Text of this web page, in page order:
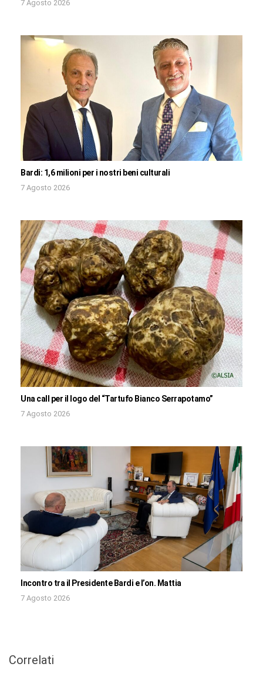
7 Agosto 2026
Bardi: 1,6 milioni per i nostri beni culturali
7 Agosto 2026
Una call per il logo del “Tartufo Bianco Serrapotamo”
7 Agosto 2026
Incontro tra il Presidente Bardi e l’on. Mattia
7 Agosto 2026
Correlati